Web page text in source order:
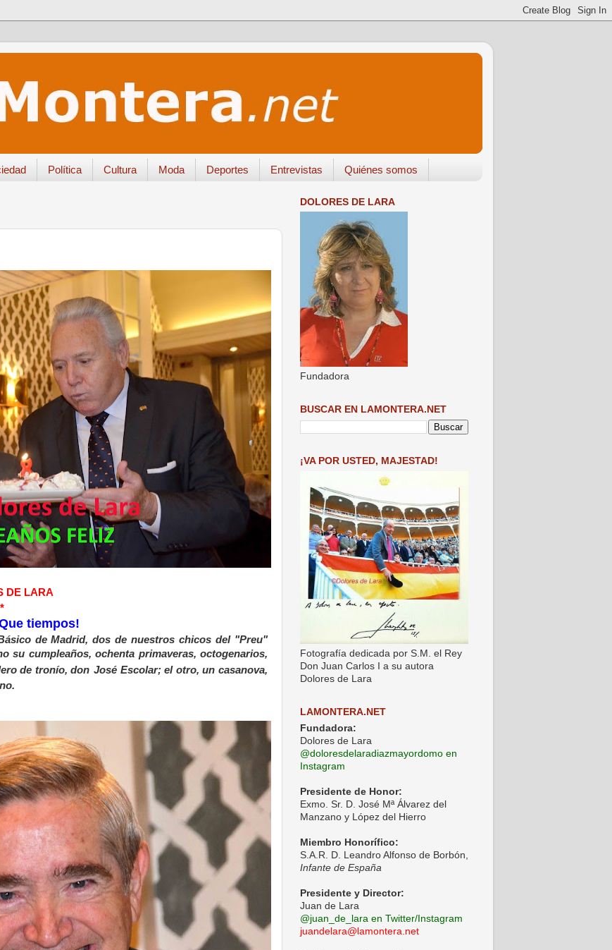
Política Cultura Moda Deportes Entrevistas Quiénes somos
DE LARA
tiempos!
de Madrid, dos de nuestros chicos del "Preu"
su cumpleaños, ochenta primaveras, octogenarios,
de tronío, don José Escolar; el otro, un casanova,
DOLORES DE LARA
Fundadora
BUSCAR EN LAMONTERA.NET
¡VA POR USTED, MAJESTAD!
Fotografía dedicada por S.M. el Rey
Don Juan Carlos I a su autora
Dolores de Lara
LAMONTERA.NET
Fundadora:
Dolores de Lara
@doloresdelaradiazmayordomo en
Instagram
Presidente de Honor:
Exmo. Sr. D. José Mª Álvarez del
Manzano y López del Hierro
Miembro Honorífico:
S.A.R. D. Leandro Alfonso de Borbón,
Infante de España
Presidente y Director:
Juan de Lara
@juan_de_lara en Twitter/Instagram
juandelara@lamontera.net